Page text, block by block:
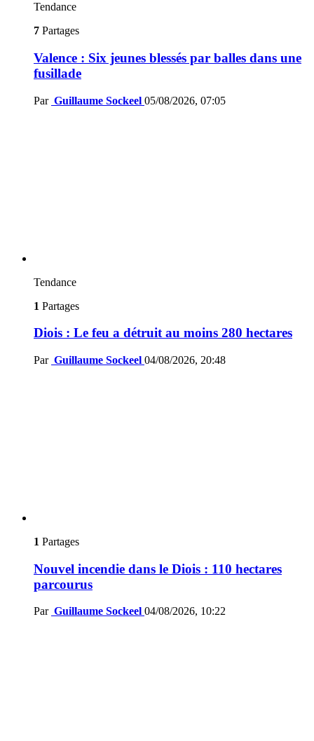
Tendance
7 Partages
Valence : Six jeunes blessés par balles dans une
fusillade
Par Guillaume Sockeel 05/08/2026, 07:05
Tendance
1 Partages
Diois : Le feu a détruit au moins 280 hectares
Par Guillaume Sockeel 04/08/2026, 20:48
1 Partages
Nouvel incendie dans le Diois : 110 hectares
parcourus
Par Guillaume Sockeel 04/08/2026, 10:22